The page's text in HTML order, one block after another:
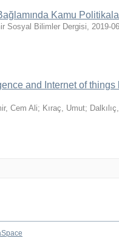
Kamu
Sosyal Bilimler Dergisi, 2019-
and Internet of
Cem Ali; Kıraç, Umut;